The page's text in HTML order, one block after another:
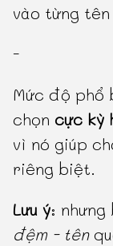
vào từng
-
Mức độ phổ
chọn cực kỳ
vì nó giúp
riêng biệt.
Lưu ý:
đệm - tên